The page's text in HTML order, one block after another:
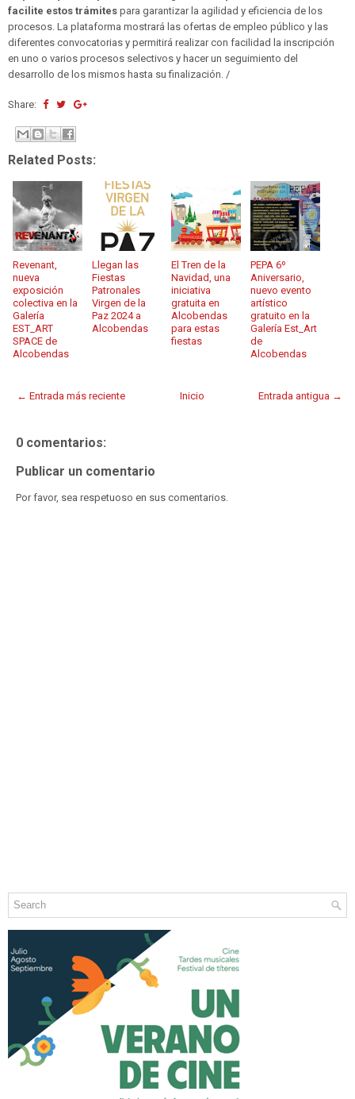
facilite estos trámites para garantizar la agilidad y eficiencia de los
procesos. La plataforma mostrará las ofertas de empleo público y las
diferentes convocatorias y permitirá realizar con facilidad la inscripción
en uno o varios procesos selectivos y hacer un seguimiento del
desarrollo de los mismos hasta su finalización. /
Share:
Related Posts:
Revenant,
nueva
exposición
colectiva en la
Galería
EST_ART
SPACE de
Alcobendas
Llegan las
Fiestas
Patronales
Virgen de la
Paz 2024 a
Alcobendas
El Tren de la
Navidad, una
iniciativa
gratuita en
Alcobendas
para estas
fiestas
PEPA 6º
Aniversario,
nuevo evento
artístico
gratuito en la
Galería Est_Art
de
Alcobendas
← Entrada más reciente Entrada antigua →
Inicio
0 comentarios:
Publicar un comentario
Por favor, sea respetuoso en sus comentarios.